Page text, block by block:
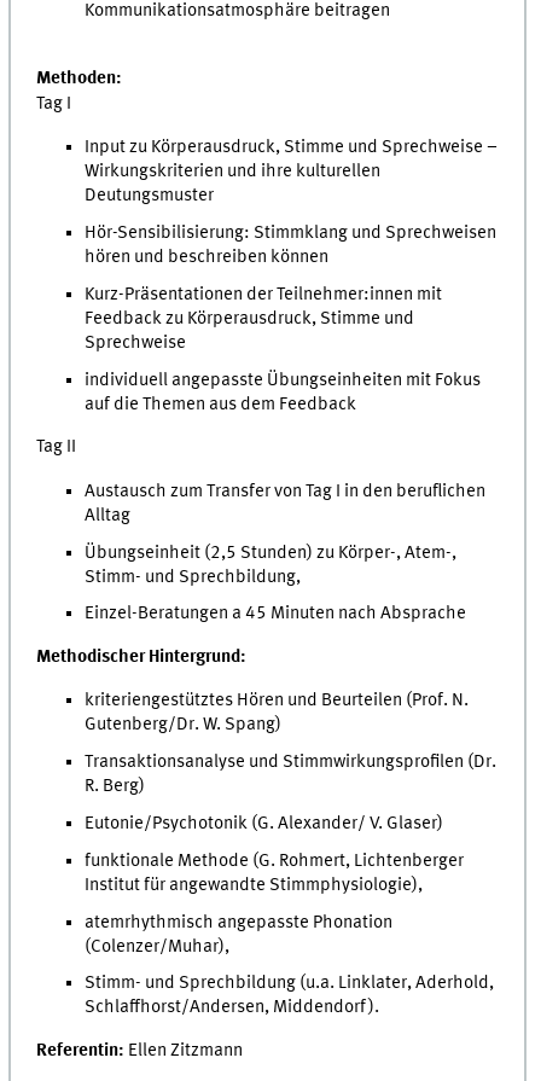
Kommunikationsatmosphäre beitragen
Methoden:
Tag I
Input zu Körperausdruck, Stimme und Sprechweise –
Wirkungskriterien und ihre kulturellen
Deutungsmuster
Hör-Sensibilisierung: Stimmklang und Sprechweisen
hören und beschreiben können
Kurz-Präsentationen der Teilnehmer:innen mit
Feedback zu Körperausdruck, Stimme und
Sprechweise
individuell angepasste Übungseinheiten mit Fokus
auf die Themen aus dem Feedback
Tag II
Austausch zum Transfer von Tag I in den beruflichen
Alltag
Übungseinheit (2,5 Stunden) zu Körper-, Atem-,
Stimm- und Sprechbildung,
Einzel-Beratungen a 45 Minuten nach Absprache
Methodischer Hintergrund:
kriteriengestütztes Hören und Beurteilen (Prof. N.
Gutenberg/Dr. W. Spang)
Transaktionsanalyse und Stimmwirkungsprofilen (Dr.
R. Berg)
Eutonie/Psychotonik (G. Alexander/ V. Glaser)
funktionale Methode (G. Rohmert, Lichtenberger
Institut für angewandte Stimmphysiologie),
atemrhythmisch angepasste Phonation
(Colenzer/Muhar),
Stimm- und Sprechbildung (u.a. Linklater, Aderhold,
Schlaffhorst/Andersen, Middendorf).
Referentin: Ellen Zitzmann